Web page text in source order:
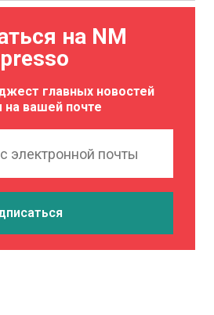
на NM
главных новостей
вашей почте